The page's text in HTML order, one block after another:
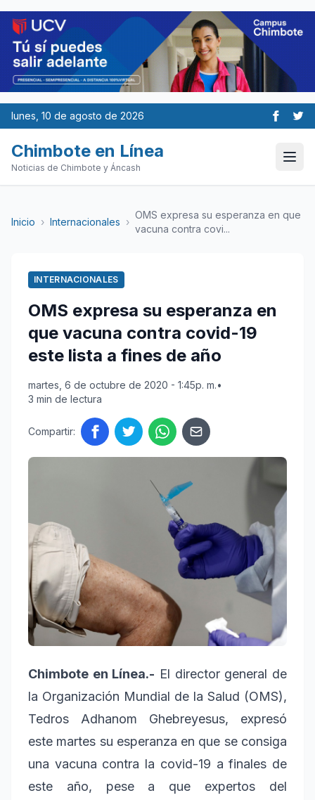
lunes, 10 de agosto de 2026
Chimbote en Línea
Noticias de Chimbote y Áncash
Inicio › Internacionales ›
OMS expresa su esperanza en que
vacuna contra covi...
INTERNACIONALES
OMS expresa su esperanza en
que vacuna contra covid-19
este lista a fines de año
martes, 6 de octubre de 2020 - 1:45p. m.•
3 min de lectura
Compartir:
Chimbote en Línea.- El director general de
la Organización Mundial de la Salud (OMS),
Tedros Adhanom Ghebreyesus, expresó
este martes su esperanza en que se consiga
una vacuna contra la covid-19 a finales de
este año, pese a que expertos del